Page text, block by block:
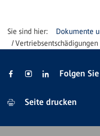
Dokumente
Vertriebsentschädigungen
Folgen
Seite drucken